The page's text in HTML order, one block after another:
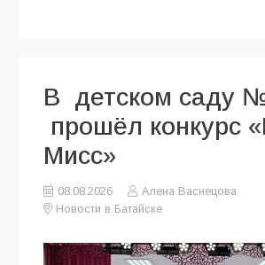
В детском саду
прошёл конкурс
Мисс»
08.08.2026
Алена Васнецова
Новости в Батайске